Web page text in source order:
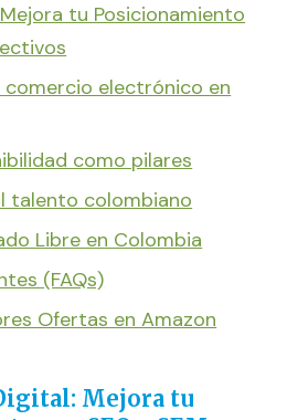
tu Posicionamiento
electrónico en
como pilares
talento colombiano
Libre en Colombia
(FAQs)
Ofertas en Amazon
Mejora tu